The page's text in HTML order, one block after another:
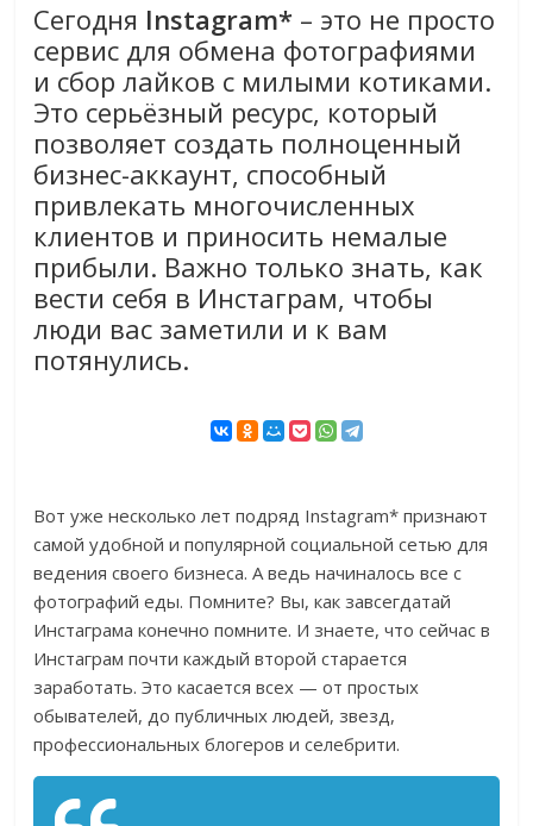
Сегодня Instagram* – это не просто
сервис для обмена фотографиями
и сбор лайков с милыми котиками.
Это серьёзный ресурс, который
позволяет создать полноценный
бизнес-аккаунт, способный
привлекать многочисленных
клиентов и приносить немалые
прибыли. Важно только знать, как
вести себя в Инстаграм, чтобы
люди вас заметили и к вам
потянулись.
Вот уже несколько лет подряд Instagram* признают
самой удобной и популярной социальной сетью для
ведения своего бизнеса. А ведь начиналось все с
фотографий еды. Помните? Вы, как завсегдатай
Инстаграма конечно помните. И знаете, что сейчас в
Инстаграм почти каждый второй старается
заработать. Это касается всех — от простых
обывателей, до публичных людей, звезд,
профессиональных блогеров и селебрити.